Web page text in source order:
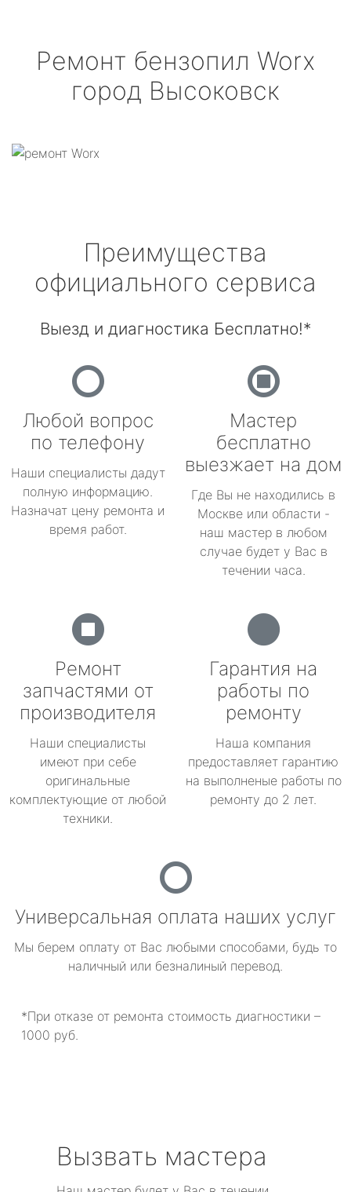
Ремонт бензопил Worx
город Высоковск
Преимущества
официального сервиса
Выезд и диагностика Бесплатно!*
Любой вопрос
по телефону
Наши специалисты дадут
полную информацию.
Назначат цену ремонта и
время работ.
Мастер
бесплатно
выезжает на дом
Где Вы не находились в
Москве или области -
наш мастер в любом
случае будет у Вас в
течении часа.
Ремонт
запчастями от
производителя
Наши специалисты
имеют при себе
оригинальные
комплектующие от любой
техники.
Гарантия на
работы по
ремонту
Наша компания
предоставляет гарантию
на выполненые работы по
ремонту до 2 лет.
Универсальная оплата наших услуг
Мы берем оплату от Вас любыми способами, будь то
наличный или безналиный перевод.
*При отказе от ремонта стоимость диагностики –
1000 руб.
Вызвать мастера